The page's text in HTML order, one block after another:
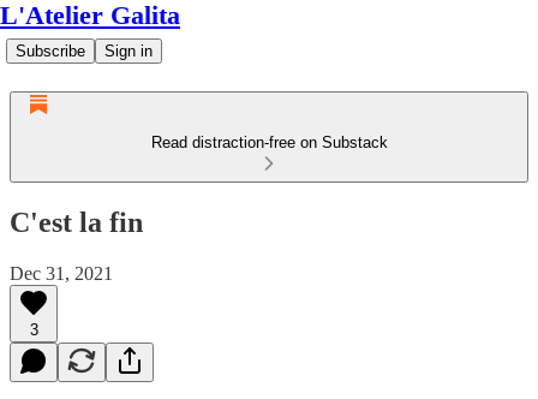
L'Atelier Galita
Subscribe Sign in
Read distraction-free on Substack
C'est la fin
Dec 31, 2021
3